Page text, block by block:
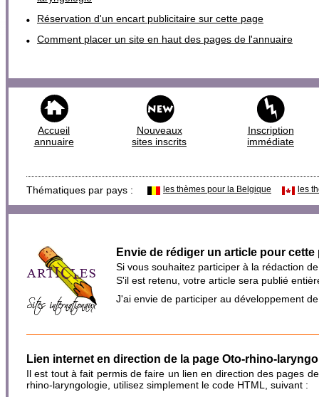
Réservation d'un encart publicitaire sur cette page
Comment placer un site en haut des pages de l'annuaire
Accueil
annuaire
Nouveaux
sites inscrits
Inscription
immédiate
Thématiques par pays : les thèmes pour la Belgique les
Envie de rédiger un article pour cette
Si vous souhaitez participer à la rédaction
S'il est retenu, votre article sera publié
J'ai envie de participer au développement
Lien internet en direction de la page Oto-rhino-
Il est tout à fait permis de faire un lien en direction des pages
rhino-laryngologie, utilisez simplement le code HTML, suivant :